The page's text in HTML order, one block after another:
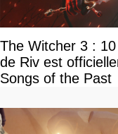
The Witcher 3 :
de Riv est
Songs of the Past